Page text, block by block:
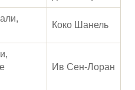
Коко Шанель
Ив Сен-Лоран